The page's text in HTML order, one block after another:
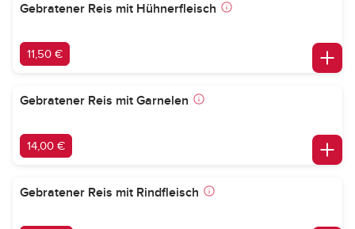
Gebratener Reis mit Hühnerfleisch
11,50 €
Gebratener Reis mit Garnelen
14,00 €
Gebratener Reis mit Rindfleisch